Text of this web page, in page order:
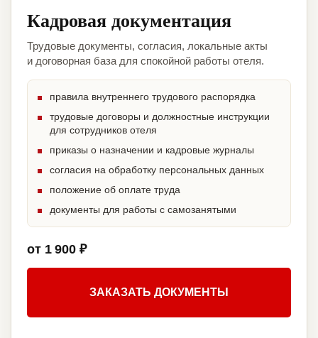
Кадровая документация
Трудовые документы, согласия, локальные акты
и договорная база для спокойной работы отеля.
правила внутреннего трудового распорядка
трудовые договоры и должностные инструкции
для сотрудников отеля
приказы о назначении и кадровые журналы
согласия на обработку персональных данных
положение об оплате труда
документы для работы с самозанятыми
от 1 900 ₽
ЗАКАЗАТЬ ДОКУМЕНТЫ